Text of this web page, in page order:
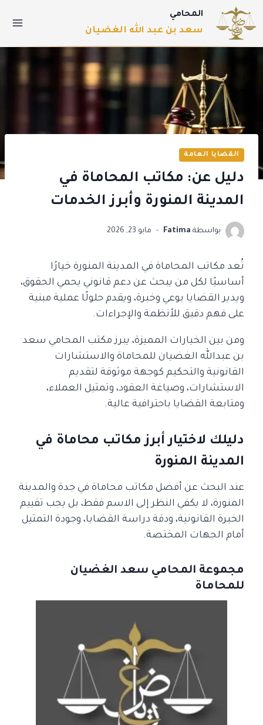
المحامي
سعد بن عبد الله الغضيان
القضايا العامة
دليل عن: مكاتب المحاماة في
المدينة المنورة وأبرز الخدمات
بواسطة Fatima مايو 23, 2026
تُعد مكاتب المحاماة في المدينة المنورة خيارًا
أساسيًا لكل من يبحث عن دعم قانوني يحمي الحقوق،
ويدير القضايا بوعي وخبرة، ويقدم حلولًا عملية مبنية
على فهم دقيق للأنظمة والإجراءات.
ومن بين الخيارات المميزة، يبرز مكتب المحامي سعد
بن عبدالله الغضيان للمحاماة والاستشارات
القانونية والتحكيم كوجهة موثوقة لتقديم
الاستشارات، وصياغة العقود، وتمثيل العملاء،
ومتابعة القضايا باحترافية عالية.
دليلك لاختيار أبرز مكاتب محاماة في
المدينة المنورة
عند البحث عن أفضل مكاتب محاماة في جدة والمدينة
المنورة، لا يكفي النظر إلى الاسم فقط، بل يجب تقييم
الخبرة القانونية، ودقة دراسة القضايا، وجودة التمثيل
أمام الجهات المختصة.
مجموعة المحامي سعد الغضيان
للمحاماة